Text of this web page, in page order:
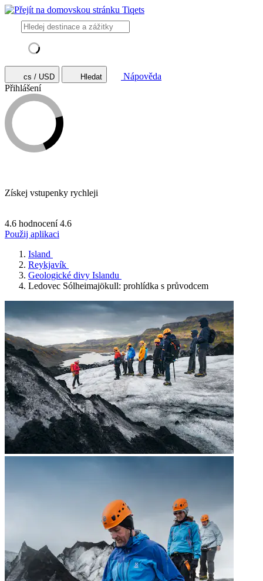
cs / USD Hledat
Nápověda
Přihlášení
Získej vstupenky rychleji
4.6 hodnocení 4.6
Použij aplikaci
Island
Reykjavík
Geologické divy Islandu
Ledovec Sólheimajökull: prohlídka s průvodcem